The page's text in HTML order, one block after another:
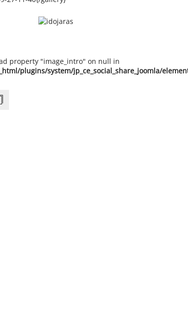
property "image_intro" on null in
plugins/system/jp_ce_social_share_joomla/